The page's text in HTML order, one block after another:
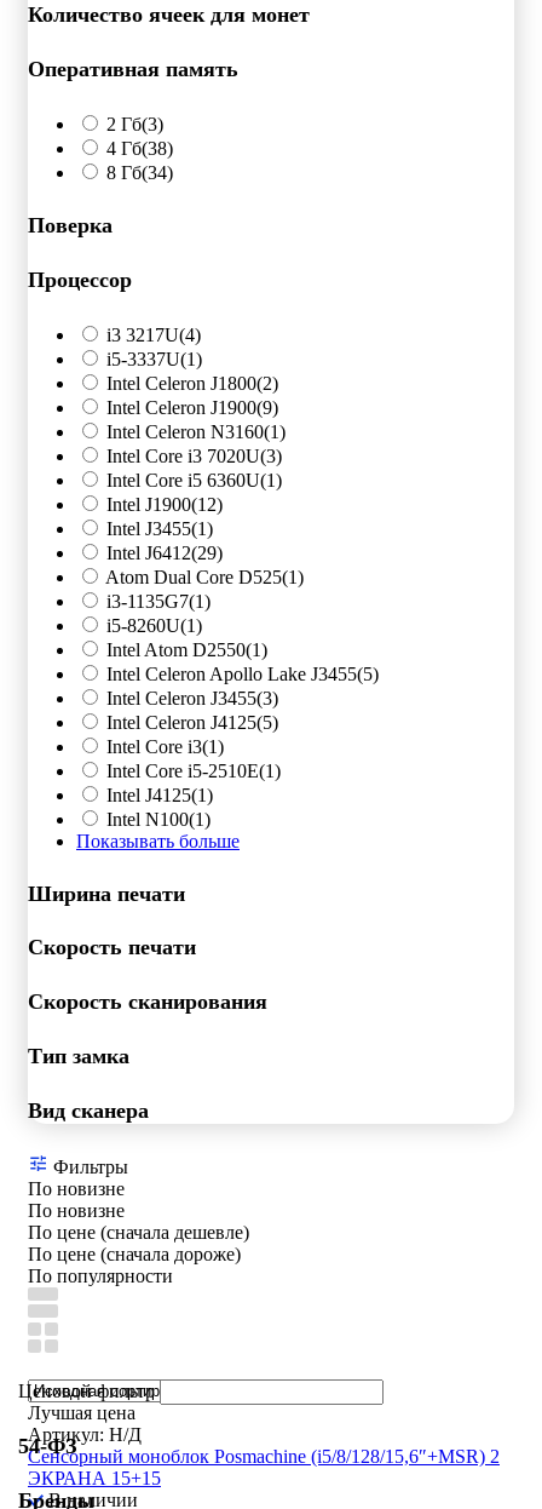
Количество ячеек для монет
Оперативная память
2 Гб(3)
4 Гб(38)
8 Гб(34)
Поверка
Процессор
i3 3217U(4)
i5-3337U(1)
Intel Celeron J1800(2)
Intel Celeron J1900(9)
Intel Celeron N3160(1)
Intel Core i3 7020U(3)
Intel Core i5 6360U(1)
Intel J1900(12)
Intel J3455(1)
Intel J6412(29)
Atom Dual Core D525(1)
i3-1135G7(1)
i5-8260U(1)
Intel Atom D2550(1)
Intel Celeron Apollo Lake J3455(5)
Intel Celeron J3455(3)
Intel Celeron J4125(5)
Intel Core i3(1)
Intel Core i5-2510E(1)
Intel J4125(1)
Intel N100(1)
Показывать больше
Ширина печати
Скорость печати
Скорость сканирования
Тип замка
Вид сканера
Фильтры
По новизне
По новизне
По цене (сначала дешевле)
По цене (сначала дороже)
По популярности
Ценовой фильтр
54-ФЗ
Бренды
Лучшая цена
Артикул: Н/Д
Сенсорный моноблок Posmachine (i5/8/128/15,6″+MSR) 2
ЭКРАНА 15+15
В наличии